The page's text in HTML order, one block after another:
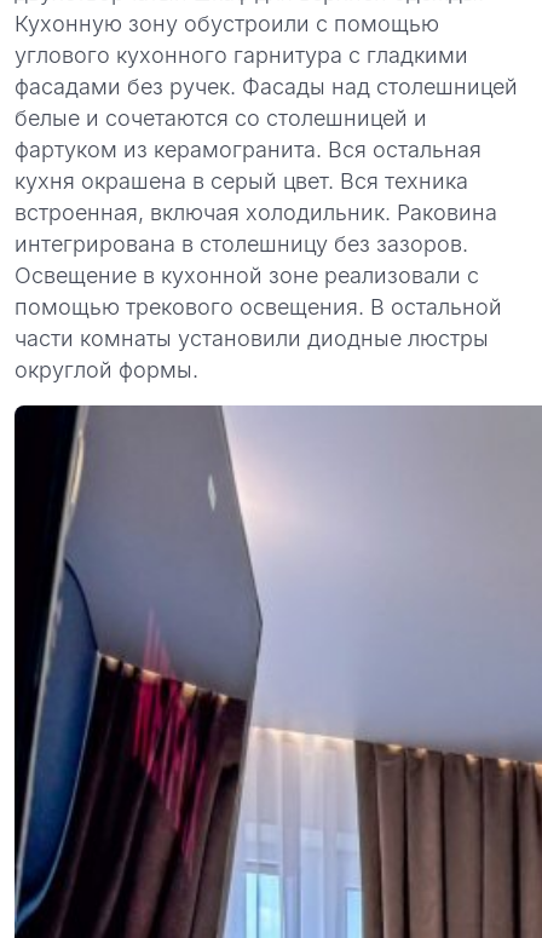
Кухонную зону обустроили с помощью
углового кухонного гарнитура с гладкими
фасадами без ручек. Фасады над столешницей
белые и сочетаются со столешницей и
фартуком из керамогранита. Вся остальная
кухня окрашена в серый цвет. Вся техника
встроенная, включая холодильник. Раковина
интегрирована в столешницу без зазоров.
Освещение в кухонной зоне реализовали с
помощью трекового освещения. В остальной
части комнаты установили диодные люстры
округлой формы.